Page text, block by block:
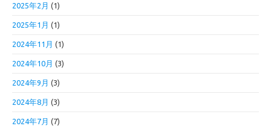
2025年2月 (1)
2025年1月 (1)
2024年11月 (1)
2024年10月 (3)
2024年9月 (3)
2024年8月 (3)
2024年7月 (7)